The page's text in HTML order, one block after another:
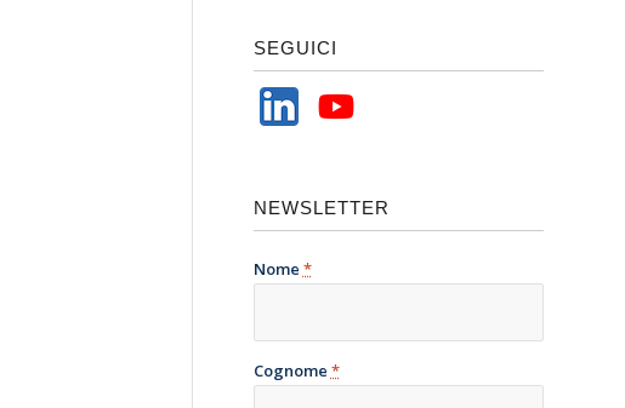
SEGUICI
NEWSLETTER
Nome *
Cognome *